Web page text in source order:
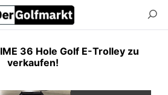
36 Hole Golf E-Trolley zu
verkaufen!